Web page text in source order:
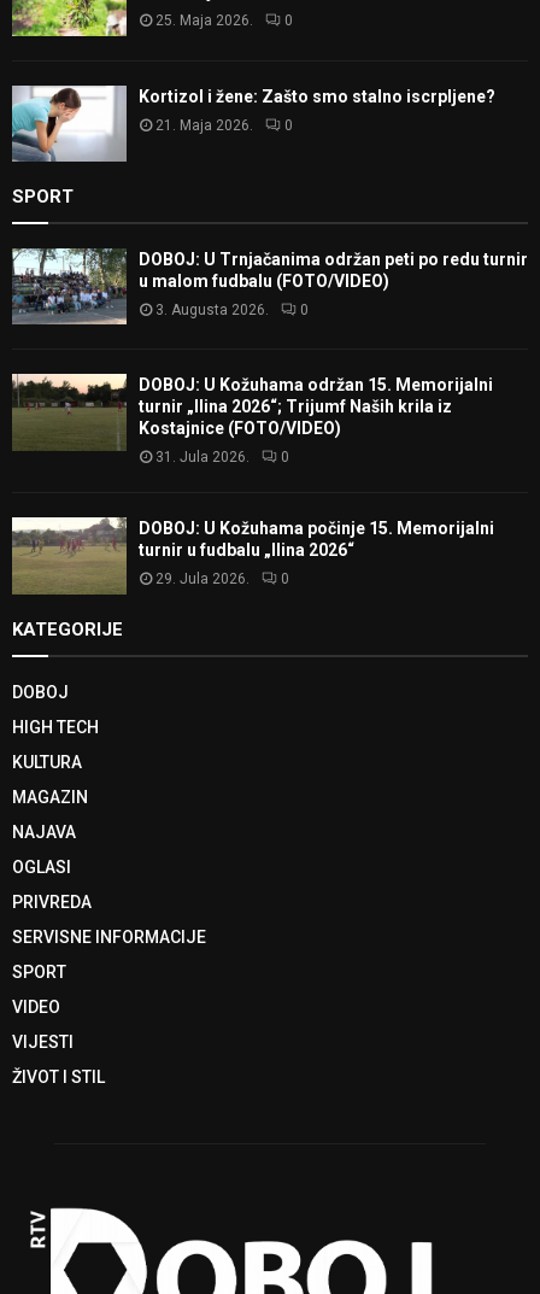
25. Maja 2026. 0
Kortizol i žene: Zašto smo stalno iscrpljene?
21. Maja 2026. 0
SPORT
DOBOJ: U Trnjačanima održan peti po redu turnir
u malom fudbalu (FOTO/VIDEO)
3. Augusta 2026. 0
DOBOJ: U Kožuhama održan 15. Memorijalni
turnir „Ilina 2026“; Trijumf Naših krila iz
Kostajnice (FOTO/VIDEO)
31. Jula 2026. 0
DOBOJ: U Kožuhama počinje 15. Memorijalni
turnir u fudbalu „Ilina 2026“
29. Jula 2026. 0
KATEGORIJE
DOBOJ
HIGH TECH
KULTURA
MAGAZIN
NAJAVA
OGLASI
PRIVREDA
SERVISNE INFORMACIJE
SPORT
VIDEO
VIJESTI
ŽIVOT I STIL